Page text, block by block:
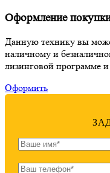
Оформление
Данную технику вы
наличному и
лизинговой программе
Оформить